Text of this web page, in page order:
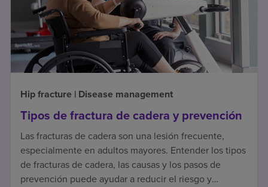
Hip fracture | Disease management
Tipos de fractura de cadera y prevención
Las fracturas de cadera son una lesión frecuente,
especialmente en adultos mayores. Entender los tipos
de fracturas de cadera, las causas y los pasos de
prevención puede ayudar a reducir el riesgo y